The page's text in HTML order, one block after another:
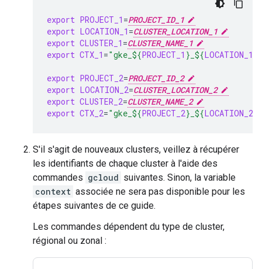
export PROJECT_1 =PROJECT_ID_1
export LOCATION_1 =CLUSTER_LOCATION_1
export CLUSTER_1 =CLUSTER_NAME_1
export CTX_1 ="gke_ ${PROJECT_1 } ${LOCATION_1
export PROJECT_2=PROJECT_ID_2
export LOCATION_2=CLUSTER_LOCATION_2
export CLUSTER_2=CLUSTER_NAME_2
export CTX_2="gke_ ${PROJECT_2} ${LOCATION_2
S'il s'agit de nouveaux clusters, veillez à récupérer
les identifiants de chaque cluster à l'aide des
commandes gcloud suivantes. Sinon, la variable
context associée ne sera pas disponible pour les
étapes suivantes de ce guide.
Les commandes dépendent du type de cluster,
régional ou zonal :